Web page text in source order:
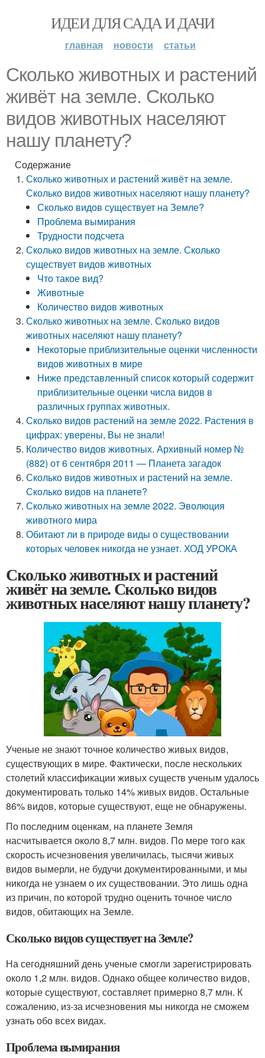
ИДЕИ ДЛЯ САДА И ДАЧИ
главная новости статьи
Сколько животных и растений
живёт на земле. Сколько
видов животных населяют
нашу планету?
Содержание
Сколько животных и растений живёт на земле.
Сколько видов животных населяют нашу планету?
Сколько видов существует на Земле?
Проблема вымирания
Трудности подсчета
Сколько видов животных на земле. Сколько
существует видов животных
Что такое вид?
Животные
Количество видов животных
Сколько животных на земле. Сколько видов
животных населяют нашу планету?
Некоторые приблизительные оценки численности
видов животных в мире
Ниже представленный список который содержит
приблизительные оценки числа видов в
различных группах животных.
Сколько видов растений на земле 2022. Растения в
цифрах: уверены, Вы не знали!
Количество видов животных. Архивный номер №
(882) от 6 сентября 2011 — Планета загадок
Сколько видов животных и растений на земле.
Сколько видов на планете?
Сколько животных на земле 2022. Эволюция
животного мира
Обитают ли в природе виды о существовании
которых человек никогда не узнает. ХОД УРОКА
Сколько животных и растений
живёт на земле. Сколько видов
животных населяют нашу планету?
Ученые не знают точное количество живых видов,
существующих в мире. Фактически, после нескольких
столетий классификации живых существ ученым удалось
документировать только 14% живых видов. Остальные
86% видов, которые существуют, еще не обнаружены.
По последним оценкам, на планете Земля
насчитывается около 8,7 млн. видов. По мере того как
скорость исчезновения увеличилась, тысячи живых
видов вымерли, не будучи документированными, и мы
никогда не узнаем о их существовании. Это лишь одна
из причин, по которой трудно оценить точное число
видов, обитающих на Земле.
Сколько видов существует на Земле?
На сегодняшний день ученые смогли зарегистрировать
около 1,2 млн. видов. Однако общее количество видов,
которые существуют, составляет примерно 8,7 млн. К
сожалению, из-за исчезновения мы никогда не сможем
узнать обо всех видах.
Проблема вымирания